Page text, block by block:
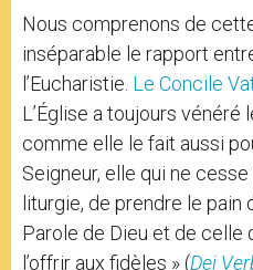
Nous comprenons de
inséparable le rapport
l’Eucharistie. Le Concile
L’Église a toujours vénéré
comme elle le fait aussi
Seigneur, elle qui ne
liturgie, de prendre le pain
Parole de Dieu et de celle
l’offrir aux fidèles » (Dei